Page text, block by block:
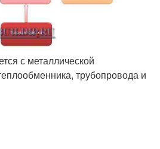
с металлической
трубопровода и